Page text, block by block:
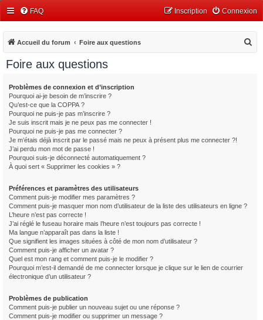
FAQ Connexion
Inscription
Accueil du forum Foire aux questions
Foire aux questions
Problèmes de connexion et d’inscription
Pourquoi ai-je besoin de m’inscrire ?
Qu’est-ce que la COPPA ?
Pourquoi ne puis-je pas m’inscrire ?
Je suis inscrit mais je ne peux pas me connecter !
Pourquoi ne puis-je pas me connecter ?
Je m’étais déjà inscrit par le passé mais ne peux à présent plus me connecter ?!
J’ai perdu mon mot de passe !
Pourquoi suis-je déconnecté automatiquement ?
À quoi sert « Supprimer les cookies » ?
Préférences et paramètres des utilisateurs
Comment puis-je modifier mes paramètres ?
Comment puis-je masquer mon nom d’utilisateur de la liste des utilisateurs en ligne ?
L’heure n’est pas correcte !
J’ai réglé le fuseau horaire mais l’heure n’est toujours pas correcte !
Ma langue n’apparaît pas dans la liste !
Que signifient les images situées à côté de mon nom d’utilisateur ?
Comment puis-je afficher un avatar ?
Quel est mon rang et comment puis-je le modifier ?
Pourquoi m’est-il demandé de me connecter lorsque je clique sur le lien de courrier
électronique d’un utilisateur ?
Problèmes de publication
Comment puis-je publier un nouveau sujet ou une réponse ?
Comment puis-je modifier ou supprimer un message ?